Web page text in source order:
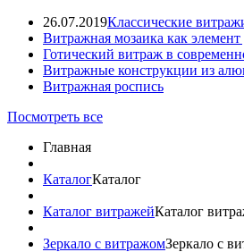
26.07.2019Классические
Витражная мозаика как элемент
Готический витраж в
Витражные конструкции из
Витражная роспись
Посмотреть все
Главная
КаталогКаталог
Каталог витражейКаталог
Зеркало с витражомЗеркало с